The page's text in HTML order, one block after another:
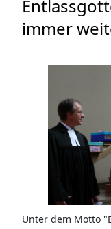
immer
Unter dem Motto